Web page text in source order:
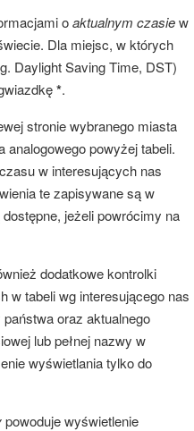
oaktualnym czasiew
Dla miejsc, w których
Daylight Saving Time, DST)
*.
stronie wybranego miasta
analogowego powyżej tabeli.
w interesujących nas
te zapisywane są w
jeżeli powrócimy na
dodatkowe kontrolki
w tabeli wg interesującego nas
oraz aktualnego
lub pełnej nazwy w
wyświetlania tylko do
powoduje wyświetlenie